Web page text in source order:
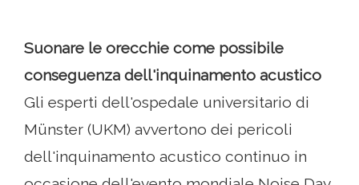
Suonare le orecchie come possibile
conseguenza dell'inquinamento acustico
Gli esperti dell'ospedale universitario di
Münster (UKM) avvertono dei pericoli
dell'inquinamento acustico continuo in